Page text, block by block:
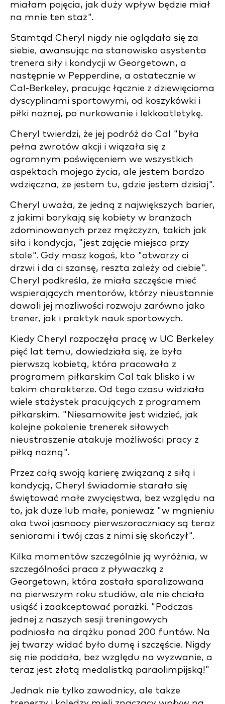
miałam pojęcia, jak duży wpływ będzie miał
na mnie ten staż".
Stamtąd Cheryl nigdy nie oglądała się za
siebie, awansując na stanowisko asystenta
trenera siły i kondycji w Georgetown, a
następnie w Pepperdine, a ostatecznie w
Cal-Berkeley, pracując łącznie z dziewięcioma
dyscyplinami sportowymi, od koszykówki i
piłki nożnej, po nurkowanie i lekkoatletykę.
Cheryl twierdzi, że jej podróż do Cal "była
pełna zwrotów akcji i wiązała się z
ogromnym poświęceniem we wszystkich
aspektach mojego życia, ale jestem bardzo
wdzięczna, że jestem tu, gdzie jestem dzisiaj".
Cheryl uważa, że jedną z największych barier,
z jakimi borykają się kobiety w branżach
zdominowanych przez mężczyzn, takich jak
siła i kondycja, "jest zajęcie miejsca przy
stole". Gdy masz kogoś, kto "otworzy ci
drzwi i da ci szansę, reszta zależy od ciebie".
Cheryl podkreśla, że miała szczęście mieć
wspierających mentorów, którzy nieustannie
dawali jej możliwości rozwoju zarówno jako
trener, jak i praktyk nauk sportowych.
Kiedy Cheryl rozpoczęła pracę w UC Berkeley
pięć lat temu, dowiedziała się, że była
pierwszą kobietą, która pracowała z
programem piłkarskim Cal tak blisko i w
takim charakterze. Od tego czasu widziała
wiele stażystek pracujących z programem
piłkarskim. "Niesamowite jest widzieć, jak
kolejne pokolenie trenerek siłowych
nieustraszenie atakuje możliwości pracy z
piłką nożną".
Przez całą swoją karierę związaną z siłą i
kondycją, Cheryl świadomie starała się
świętować małe zwycięstwa, bez względu na
to, jak duże lub małe, ponieważ "w mgnieniu
oka twoi jasnoocy pierwszoroczniacy są teraz
seniorami i twój czas z nimi się skończył".
Kilka momentów szczególnie ją wyróżnia, w
szczególności praca z pływaczką z
Georgetown, która została sparaliżowana
na pierwszym roku studiów, ale nie chciała
usiąść i zaakceptować porażki. "Podczas
jednej z naszych sesji treningowych
podniosła na drążku ponad 200 funtów. Na
jej twarzy widać było dumę i szczęście. Nigdy
się nie poddała, bez względu na wyzwanie, a
teraz jest złotą medalistką paraolimpijską!"
Jednak nie tylko zawodnicy, ale także